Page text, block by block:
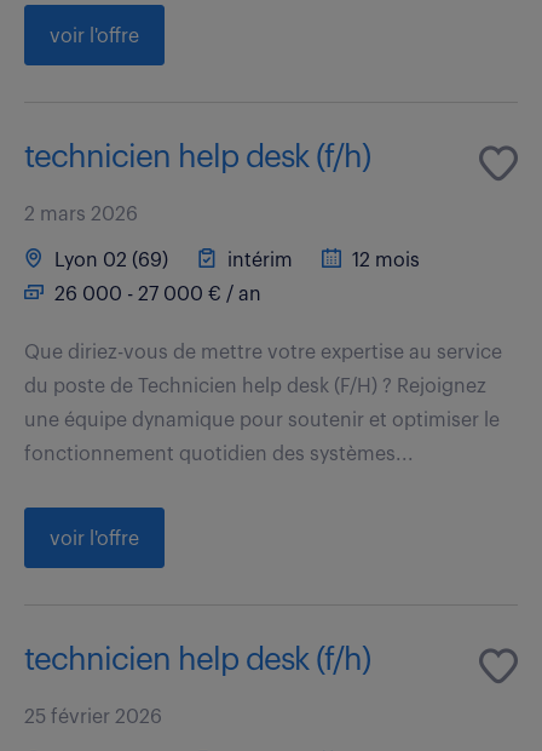
voir l'offre
technicien help desk (f/h)
2 mars 2026
Lyon 02 (69) intérim
12 mois
26 000 - 27 000 € / an
Que diriez-vous de mettre votre expertise au service
du poste de Technicien help desk (F/H) ? Rejoignez
une équipe dynamique pour soutenir et optimiser le
fonctionnement quotidien des systèmes...
voir l'offre
technicien help desk (f/h)
25 février 2026